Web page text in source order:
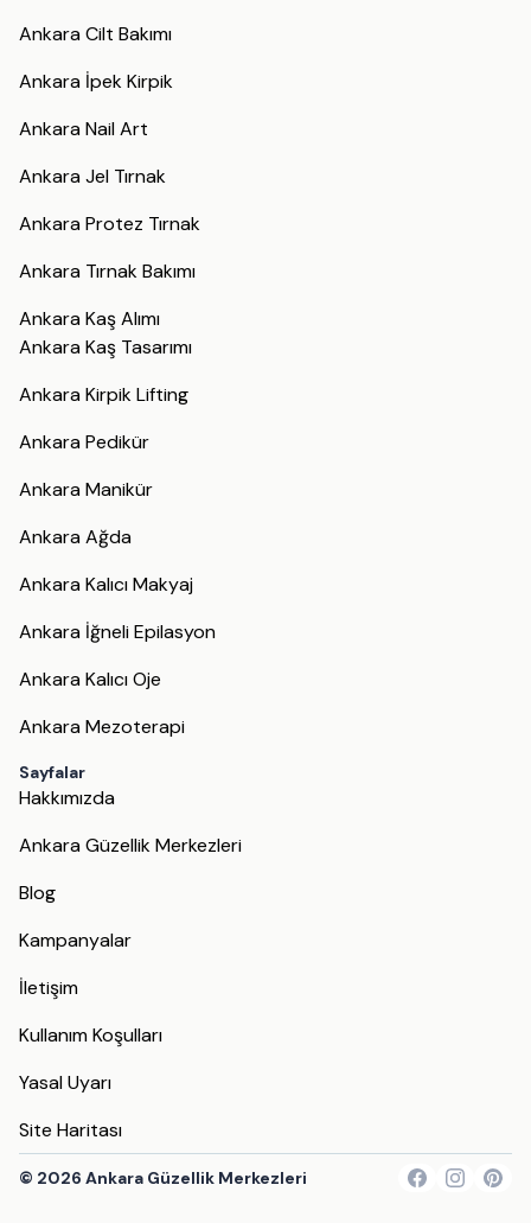
Ankara Cilt Bakımı
Ankara İpek Kirpik
Ankara Nail Art
Ankara Jel Tırnak
Ankara Protez Tırnak
Ankara Tırnak Bakımı
Ankara Kaş Alımı
Ankara Kaş Tasarımı
Ankara Kirpik Lifting
Ankara Pedikür
Ankara Manikür
Ankara Ağda
Ankara Kalıcı Makyaj
Ankara İğneli Epilasyon
Ankara Kalıcı Oje
Ankara Mezoterapi
Sayfalar
Hakkımızda
Ankara Güzellik Merkezleri
Blog
Kampanyalar
İletişim
Kullanım Koşulları
Yasal Uyarı
Site Haritası
© 2026 Ankara Güzellik Merkezleri